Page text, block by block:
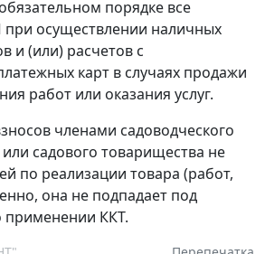
порядке все
осуществлении наличных
и (или) расчетов с
карт в случаях продажи
работ или оказания услуг.
членами садоводческого
садового товарищества не
по реализации товара (работ,
она не подпадает под
применении ККТ.